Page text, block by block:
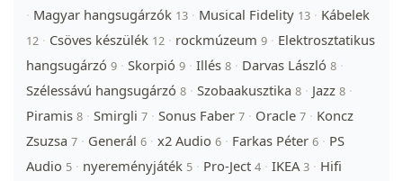
· Magyar hangsugárzók 13 · Musical Fidelity 13 · Kábelek
12 · Csöves készülék 12 · rockmúzeum 9 · Elektrosztatikus
hangsugárzó 9 · Skorpió 9 · Illés 8 · Darvas László 8 ·
Szélessávú hangsugárzó 8 · Szobaakusztika 8 · Jazz 8 ·
Piramis 8 · Smirgli 7 · Sonus Faber 7 · Oracle 7 · Koncz
Zsuzsa 7 · Generál 6 · x2 Audio 6 · Farkas Péter 6 · PS
Audio 5 · nyereményjáték 5 · Pro-Ject 4 · IKEA3 · Hifi